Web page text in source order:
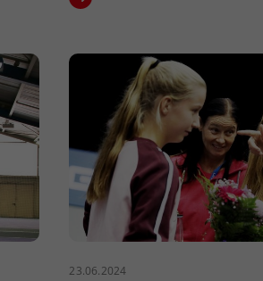
23.06.2024